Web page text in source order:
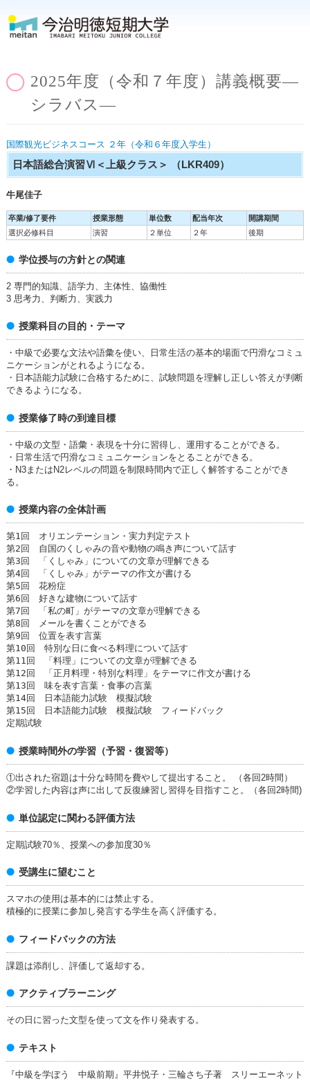
2025年度（令和７年度）講義概要―
シラバス―
国際観光ビジネスコース ２年（令和６年度入学生）
日本語総合演習Ⅵ＜上級クラス＞ （LKR409）
牛尾佳子
卒業/修了要件 授業形態 単位数 配当年次
開講期間
選択必修科目
演習 ２単位 ２年 後期
学位授与の方針との関連
2 専門的知識、語学力、主体性、協働性
3 思考力、判断力、実践力
授業科目の目的・テーマ
・中級で必要な文法や語彙を使い、日常生活の基本的場面で円滑なコミュ
ニケーションがとれるようになる。
・日本語能力試験に合格するために、試験問題を理解し正しい答えが判断
できるようになる。
授業修了時の到達目標
・中級の文型・語彙・表現を十分に習得し、運用することができる。
・日常生活で円滑なコミュニケーションをとることができる。
・N3またはN2レベルの問題を制限時間内で正しく解答することができ
る。
授業内容の全体計画
第1回 オリエンテーション・実力判定テスト
第2回 自国のくしゃみの音や動物の鳴き声について話す
第3回 「くしゃみ」についての文章が理解できる
第4回 「くしゃみ」がテーマの作文が書ける
第5回 花粉症
第6回 好きな建物について話す
第7回 「私の町」がテーマの文章が理解できる
第8回 メールを書くことができる
第9回 位置を表す言葉
第10回 特別な日に食べる料理について話す
第11回 「料理」についての文章が理解できる
第12回 「正月料理・特別な料理」をテーマに作文が書ける
第13回 味を表す言葉・食事の言葉
第14回 日本語能力試験 模擬試験
第15回 日本語能力試験 模擬試験 フィードバック
定期試験
授業時間外の学習（予習・復習等）
①出された宿題は十分な時間を費やして提出すること。 （各回2時間）
②学習した内容は声に出して反復練習し習得を目指すこと。（各回2時間)
単位認定に関わる評価方法
定期試験70％、授業への参加度30％
受講生に望むこと
スマホの使用は基本的には禁止する。
積極的に授業に参加し発言する学生を高く評価する。
フィードバックの方法
課題は添削し、評価して返却する。
アクティブラーニング
その日に習った文型を使って文を作り発表する。
テキスト
『中級を学ぼう 中級前期』平井悦子・三輪さち子著 スリーエーネット